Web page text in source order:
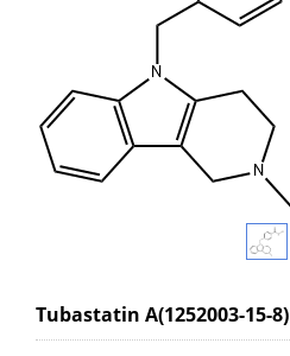
Tubastatin A(1252003-15-8)